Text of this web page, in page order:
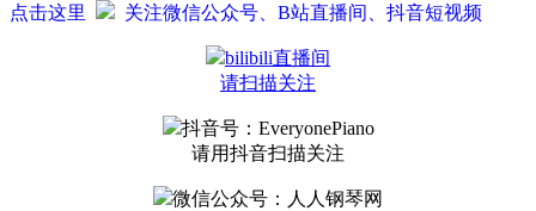
点击这里
关注微信公众号、B站直播间、抖音短视频
bilibili直播间
请扫描关注
抖音号：EveryonePiano
请用抖音扫描关注
微信公众号：人人钢琴网